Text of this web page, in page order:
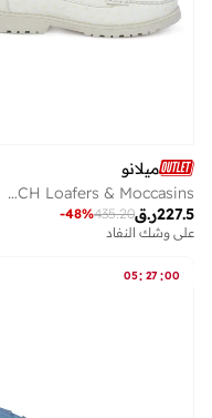
ميلانو
MANDY OSTRITCH Loafers & Moccasins
ر.ق227.5
435.20
-48%
على وشك النفاد
05: 27 :00